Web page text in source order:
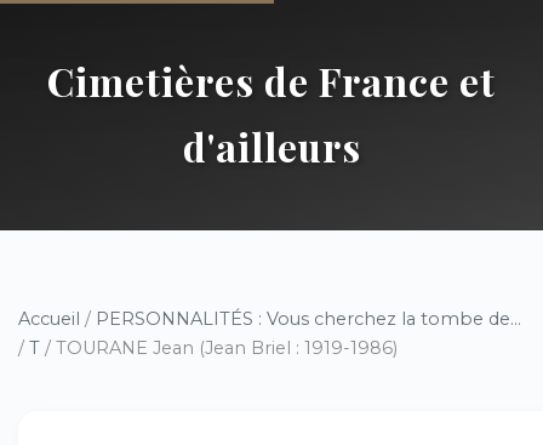
Cimetières de France et
d'ailleurs
Accueil / PERSONNALITÉS : Vous cherchez la tombe de...
/ T / TOURANE Jean (Jean Briel : 1919-1986)